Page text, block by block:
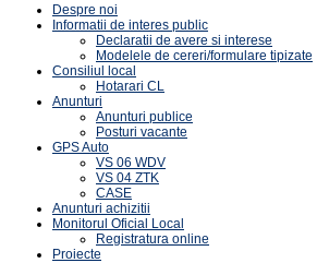
Despre noi
Informatii de interes public
Declaratii de avere si interese
Modelele de cereri/formulare tipizate
Consiliul local
Hotarari CL
Anunturi
Anunturi publice
Posturi vacante
GPS Auto
VS 06 WDV
VS 04 ZTK
CASE
Anunturi achizitii
Monitorul Oficial Local
Registratura online
Proiecte